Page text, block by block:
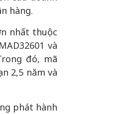
hàng.
nhất thuộc
và
đó, mã
2,5 năm và
phát hành